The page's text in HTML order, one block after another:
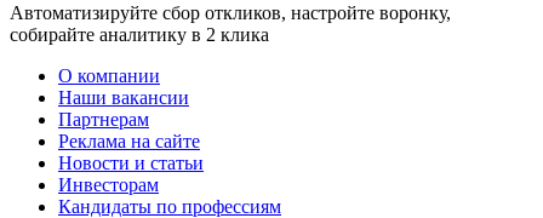
Автоматизируйте сбор откликов, настройте воронку,
собирайте аналитику в 2 клика
О компании
Наши вакансии
Партнерам
Реклама на сайте
Новости и статьи
Инвесторам
Кандидаты по профессиям